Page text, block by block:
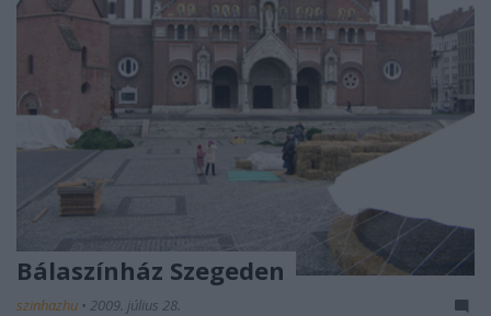
Bálaszínház Szegeden
szinhazhu • 2009. július 28.